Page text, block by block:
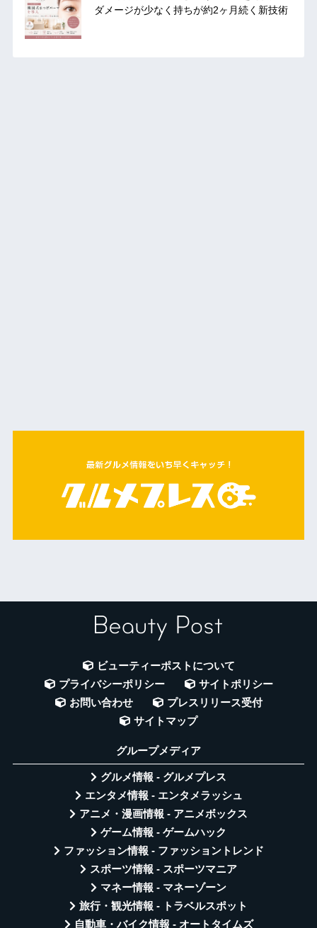
ダメージが少なく持ちが約2ヶ月続く新技術
ビューティーポストについて
プライバシーポリシー
サイトポリシー
お問い合わせ
プレスリリース受付
サイトマップ
グループメディア
グルメ情報 - グルメプレス
エンタメ情報 - エンタメラッシュ
アニメ・漫画情報 - アニメボックス
ゲーム情報 - ゲームハック
ファッション情報 - ファッショントレンド
スポーツ情報 - スポーツマニア
マネー情報 - マネーゾーン
旅行・観光情報 - トラベルスポット
自動車・バイク情報 - オートタイムズ